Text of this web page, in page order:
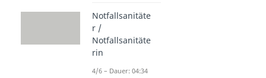
Notfallsanitäte
r /
Notfallsanitäte
rin
4/6 – Dauer: 04:34